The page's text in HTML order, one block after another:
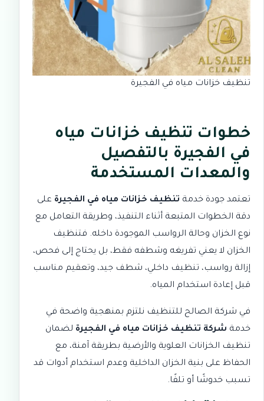
تنظيف خزانات مياه في الفجيرة
خطوات تنظيف خزانات مياه
في الفجيرة بالتفصيل
والمعدات المستخدمة
تعتمد جودة خدمة تنظيف خزانات مياه في الفجيرة على
دقة الخطوات المتبعة أثناء التنفيذ، وطريقة التعامل مع
نوع الخزان وحالة الرواسب الموجودة داخله. فتنظيف
الخزان لا يعني تفريغه وشطفه فقط، بل يحتاج إلى فحص،
إزالة رواسب، تنظيف داخلي، شطف جيد، وتعقيم مناسب
قبل إعادة استخدام المياه.
في شركة الصالح للتنظيف نلتزم بمنهجية واضحة في
خدمة شركة تنظيف خزانات مياه في الفجيرة لضمان
تنظيف الخزانات العلوية والأرضية بطريقة آمنة، مع
الحفاظ على بنية الخزان الداخلية وعدم استخدام أدوات قد
تسبب خدوشًا أو تلفًا.